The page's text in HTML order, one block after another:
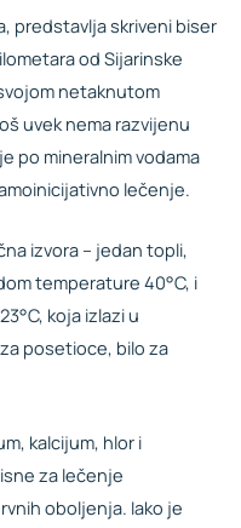
predstavlja skriveni biser
od Sijarinske
netaknutom
uvek nema razvijenu
po mineralnim vodama
lečenje.
izvora – jedan topli,
temperature 40°C, i
koja izlazi u
posetioce, bilo za
kalcijum, hlor i
za lečenje
oboljenja. Iako je